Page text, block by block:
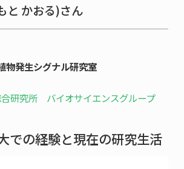
覧
器・設備紹介
への配属
貫コースの
イオゼミナール
ーキャンプ
の声
援
授業
ト
合わせ
マップ
と かおる)さん
物発生シグナル研究室
研究所 バイオサイエンスグループ
での経験と現在の研究生活